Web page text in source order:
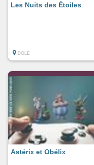
Les Nuits des Étoiles
DOLE
Astérix et Obélix